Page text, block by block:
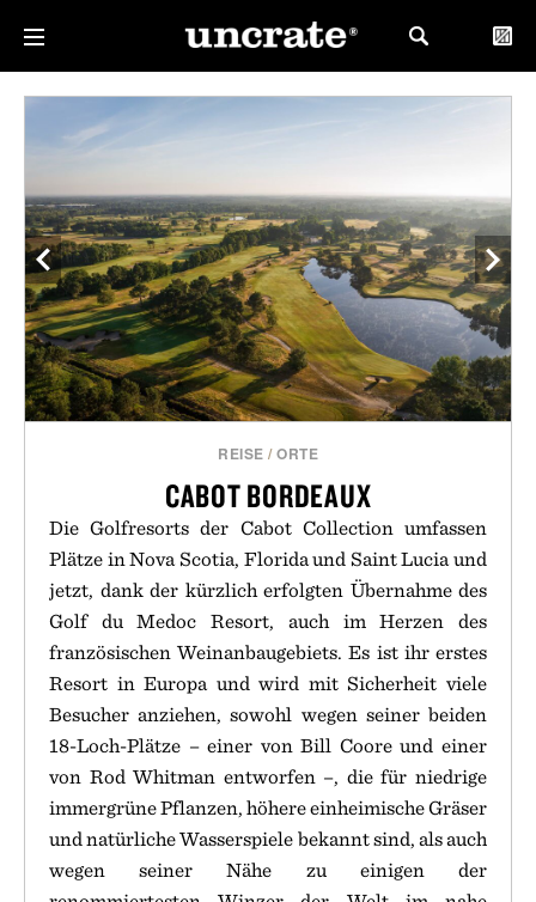
REISE /ORTE
CABOT BORDEAUX
Die Golfresorts der Cabot Collection umfassen
Plätze in Nova Scotia, Florida und Saint Lucia und
jetzt, dank der kürzlich erfolgten Übernahme des
Golf du Medoc Resort, auch im Herzen des
französischen Weinanbaugebiets. Es ist ihr erstes
Resort in Europa und wird mit Sicherheit viele
Besucher anziehen, sowohl wegen seiner beiden
18-Loch-Plätze – einer von Bill Coore und einer
von Rod Whitman entworfen –, die für niedrige
immergrüne Pflanzen, höhere einheimische Gräser
und natürliche Wasserspiele bekannt sind, als auch
wegen seiner Nähe zu einigen der